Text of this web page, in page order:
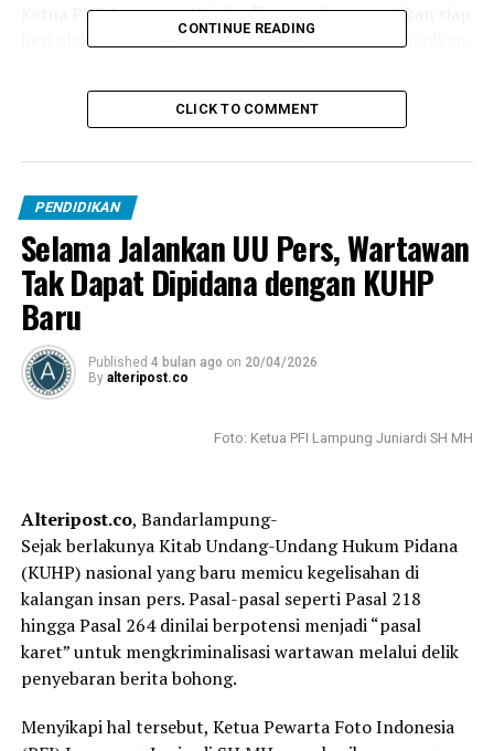
Ketua PWI Lampung Wirahadikusumah menyatakan siap
berkolaborasi dengan IIB Darmajaya untuk mewujudkan
pencalonan lalu.
saat pelantikan lalu bahwa, pendidikan wartawan
menjadi prioritas, wartawan ini tidak hanya lulusan
SMA/SMK tapi juga bisa S1 hingga S2. Oleh sebab itu
penting untuk bekerja sama dengan perguruan tinggi,”
ungkap Wira sapaan akrabnya.
Sebagai mahasiswa S2 IIB Darmajaya, Wira mengaku
sangat memahami bila Darmajaya mumpuni dalam
digital marketing.
berkolaborasi, tentunya sinergi yang saling
Sekretaris Lembaga Penelitian dan Pengabdian
Masyarakat (LP2M) IIB Darmajaya M. Said Hasibuan
mengatakan bahwa pihaknya siap bekerja sama dengan
PWI Lampung.
“Kita membuat MoU-nya dan kita detailkan apa saja
yang akan kita jalankan bersama selama 5 tahun ke
Said dalam pertemuan itu.
CONTINUE READING
CLICK TO COMMENT
PENDIDIKAN
Selama Jalankan UU Pers, Wartawan
Tak Dapat Dipidana dengan KUHP
Baru
Published 4 bulan ago on 20/04/2026
By alteripost.co
Foto: Ketua PFI Lampung Juniardi SH MH
Alteripost.co, Bandarlampung-
Sejak berlakunya Kitab Undang-Undang Hukum Pidana
(KUHP) nasional yang baru memicu kegelisahan di
kalangan insan pers. Pasal-pasal seperti Pasal 218
hingga Pasal 264 dinilai berpotensi menjadi “pasal
karet” untuk mengkriminalisasi wartawan melalui delik
penyebaran berita bohong.
Menyikapi hal tersebut, Ketua Pewarta Foto Indonesia